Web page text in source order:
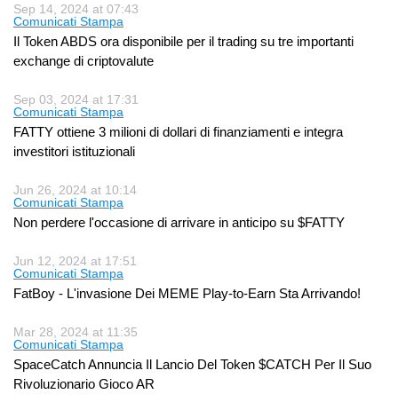
Sep 14, 2024 at 07:43
Comunicati Stampa
Il Token ABDS ora disponibile per il trading su tre importanti
exchange di criptovalute
Sep 03, 2024 at 17:31
Comunicati Stampa
FATTY ottiene 3 milioni di dollari di finanziamenti e integra
investitori istituzionali
Jun 26, 2024 at 10:14
Comunicati Stampa
Non perdere l'occasione di arrivare in anticipo su $FATTY
Jun 12, 2024 at 17:51
Comunicati Stampa
FatBoy - L'invasione Dei MEME Play-to-Earn Sta Arrivando!
Mar 28, 2024 at 11:35
Comunicati Stampa
SpaceCatch Annuncia Il Lancio Del Token $CATCH Per Il Suo
Rivoluzionario Gioco AR